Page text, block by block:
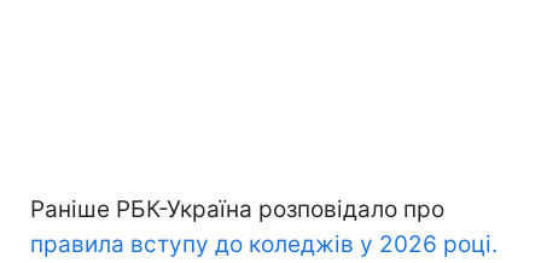
Раніше РБК-Україна розповідало про
правила вступу до коледжів у 2026 році.